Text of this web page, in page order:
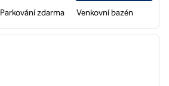
Parkování zdarma Venkovní bazén
další